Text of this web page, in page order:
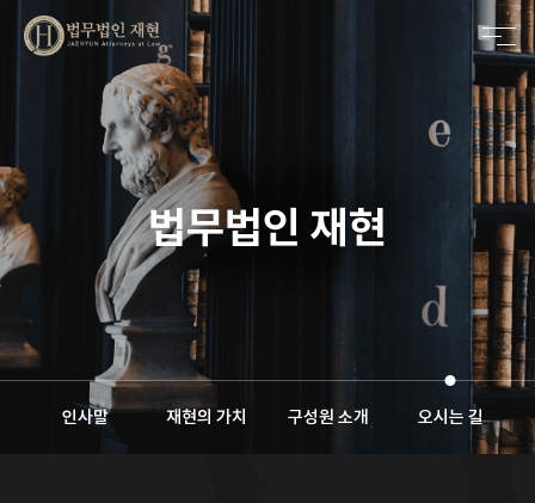
메인비주얼 영역
법무법인 재현
인사말 재현의 가치 구성원 소개 오시는 길